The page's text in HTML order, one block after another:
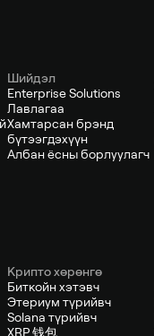
Шийдэл
Enterprise Solutions
Лавлагаа
Хамтарсан брэнд
бүтээгдэхүүн
Албан ёсны борлуулагч
Крипто хөрөнгө
Биткойн хэтэвч
Этериум түрийвч
Solana түрийвч
XRP 钱包